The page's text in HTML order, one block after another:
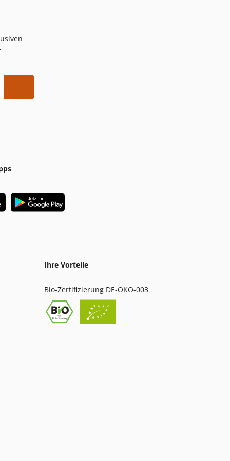
Ihre Vorteile
Bio-Zertifizierung DE-ÖKO-003